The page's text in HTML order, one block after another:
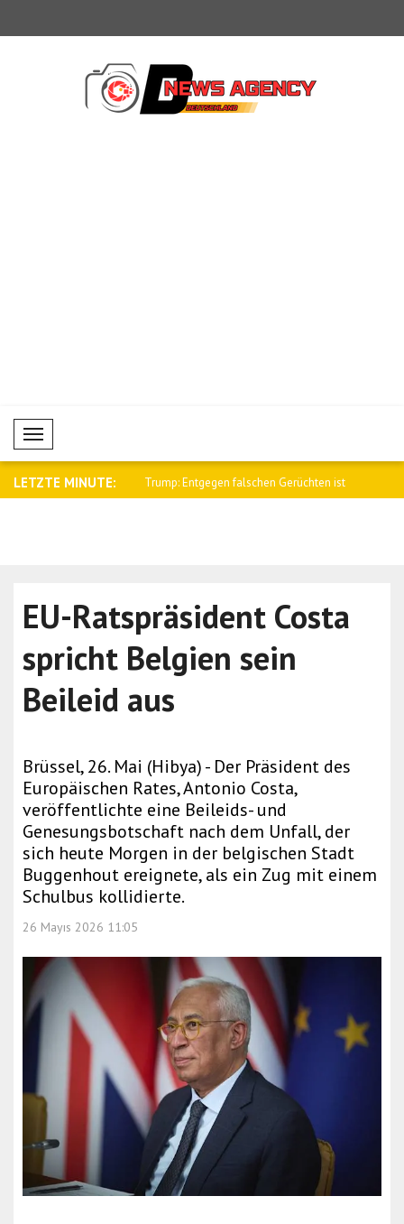
Mobil Menü
LETZTE MINUTE:
falschen Gerüchten ist Al-Scharaa empfing den britischen
EU-Ratspräsident Costa
spricht Belgien sein
Beileid aus
Brüssel, 26. Mai (Hibya) - Der Präsident des
Europäischen Rates, Antonio Costa,
veröffentlichte eine Beileids- und
Genesungsbotschaft nach dem Unfall, der
sich heute Morgen in der belgischen Stadt
Buggenhout ereignete, als ein Zug mit einem
Schulbus kollidierte.
26 Mayıs 2026 11:05